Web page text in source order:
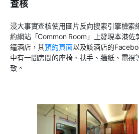
查核
浸大事實查核使用圖片反向搜索引擎檢索
約網站「Common Room 」上發現本港佐
鐘酒店，其預約頁面以及該酒店的
中有一間房間的座椅、扶手、牆紙、電視
致。